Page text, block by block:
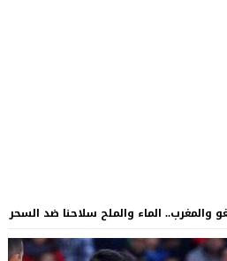
والمغرب.. الماء والملح سلاحنا ضد السحر